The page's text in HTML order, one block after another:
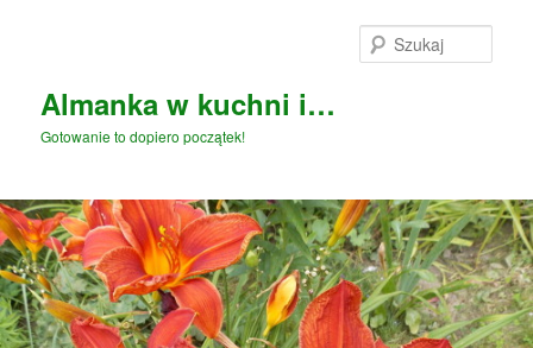
Almanka w kuchni i…
Gotowanie to dopiero początek!